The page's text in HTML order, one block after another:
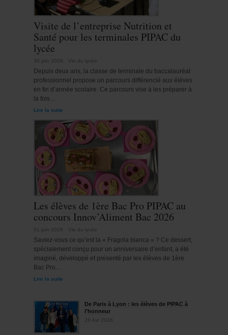
Visite de l’entreprise Nutrition et
Santé pour les terminales PIPAC du
lycée
30 juin 2026 Vie du lycée
Depuis deux ans, la classe de terminale du baccalauréat
professionnel propose un parcours différencié aux élèves
en fin d’année scolaire. Ce parcours vise à les préparer à
la fois…
Lire la suite
Les élèves de 1ère Bac Pro PIPAC au
concours Innov’Aliment Bac 2026
01 juin 2026 Vie du lycée
Saviez-vous ce qu’est la « Fragola bianca » ? Ce dessert,
spécialement conçu pour un anniversaire d’enfant, a été
imaginé, développé et présenté par les élèves de 1ère
Bac Pro…
Lire la suite
De Paris à Lyon : les élèves de PIPAC à
l’honneur
28 Avr 2026